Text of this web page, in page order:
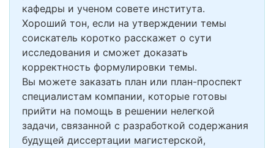
кафедры и ученом совете института.
Хороший тон, если на утверждении темы
соискатель коротко расскажет о сути
исследования и сможет доказать
корректность формулировки темы.
Вы можете заказать план или план-проспект
специалистам компании, которые готовы
прийти на помощь в решении нелегкой
задачи, связанной с разработкой содержания
будущей диссертации магистерской,